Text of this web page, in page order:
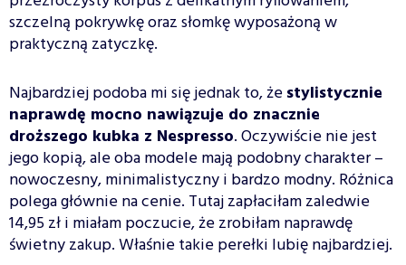
szczelną pokrywkę oraz słomkę wyposażoną w
praktyczną zatyczkę.
Najbardziej podoba mi się jednak to, żestylistycznie
naprawdę mocno nawiązuje do znacznie
droższego kubka z Nespresso. Oczywiście nie jest
jego kopią, ale oba modele mają podobny charakter –
nowoczesny, minimalistyczny i bardzo modny. Różnica
polega głównie na cenie. Tutaj zapłaciłam zaledwie
14,95 zł i miałam poczucie, że zrobiłam naprawdę
świetny zakup. Właśnie takie perełki lubię najbardziej.